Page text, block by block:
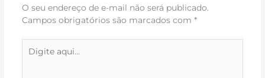
O seu endereço de e-mail não será publicado.
Campos obrigatórios são marcados com *
aqui...